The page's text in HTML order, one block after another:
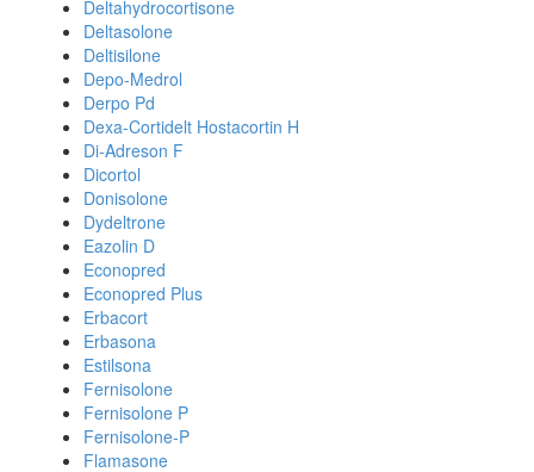
Deltahydrocortisone
Deltasolone
Deltisilone
Depo-Medrol
Derpo Pd
Dexa-Cortidelt Hostacortin H
Di-Adreson F
Dicortol
Donisolone
Dydeltrone
Eazolin D
Econopred
Econopred Plus
Erbacort
Erbasona
Estilsona
Fernisolone
Fernisolone P
Fernisolone-P
Flamasone